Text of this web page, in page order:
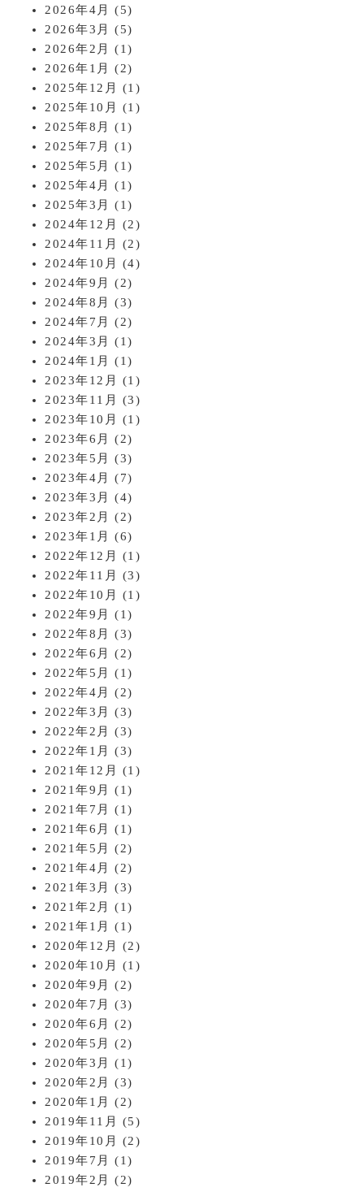
2026年4月
(5)
2026年3月
(5)
2026年2月
(1)
2026年1月
(2)
2025年12月
(1)
2025年10月
(1)
2025年8月
(1)
2025年7月
(1)
2025年5月
(1)
2025年4月
(1)
2025年3月
(1)
2024年12月
(2)
2024年11月
(2)
2024年10月
(4)
2024年9月
(2)
2024年8月
(3)
2024年7月
(2)
2024年3月
(1)
2024年1月
(1)
2023年12月
(1)
2023年11月
(3)
2023年10月
(1)
2023年6月
(2)
2023年5月
(3)
2023年4月
(7)
2023年3月
(4)
2023年2月
(2)
2023年1月
(6)
2022年12月
(1)
2022年11月
(3)
2022年10月
(1)
2022年9月
(1)
2022年8月
(3)
2022年6月
(2)
2022年5月
(1)
2022年4月
(2)
2022年3月
(3)
2022年2月
(3)
2022年1月
(3)
2021年12月
(1)
2021年9月
(1)
2021年7月
(1)
2021年6月
(1)
2021年5月
(2)
2021年4月
(2)
2021年3月
(3)
2021年2月
(1)
2021年1月
(1)
2020年12月
(2)
2020年10月
(1)
2020年9月
(2)
2020年7月
(3)
2020年6月
(2)
2020年5月
(2)
2020年3月
(1)
2020年2月
(3)
2020年1月
(2)
2019年11月
(5)
2019年10月
(2)
2019年7月
(1)
2019年2月
(2)